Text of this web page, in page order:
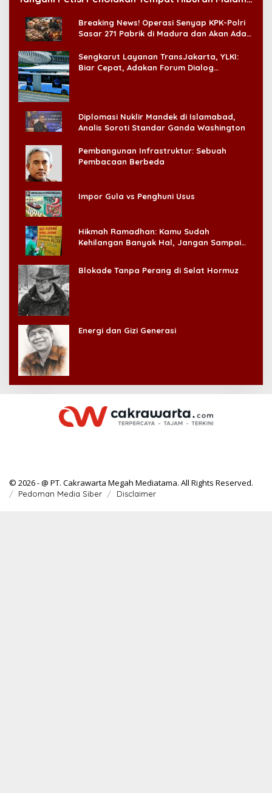
Breaking News! Operasi Senyap KPK-Polri
Sasar 271 Pabrik di Madura dan Akan Ada
Sengkarut Layanan TransJakarta, YLKI:
Biar Cepat, Adakan Forum Dialog
Diplomasi Nuklir Mandek di Islamabad,
Analis Soroti Standar Ganda Washington
Pembangunan Infrastruktur: Sebuah
Pembacaan Berbeda
Impor Gula vs Penghuni Usus
Hikmah Ramadhan: Kamu Sudah
Kehilangan Banyak Hal, Jangan Sampai
Blokade Tanpa Perang di Selat Hormuz
Energi dan Gizi Generasi
© 2026 - @ PT. Cakrawarta Megah Mediatama. All Rights Reserved.
Pedoman Media Siber Disclaimer